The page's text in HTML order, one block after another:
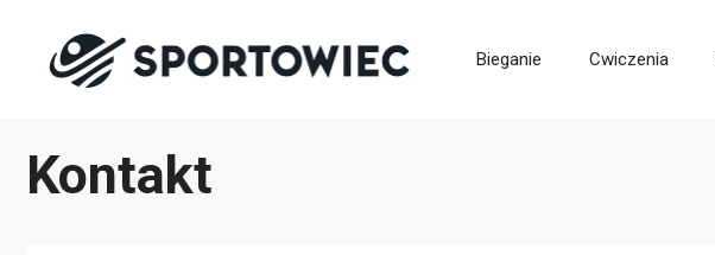
Bieganie Cwiczenia
Kontakt